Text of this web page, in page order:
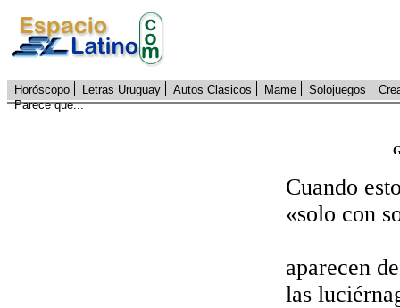
Horóscopo Letras Uruguay Autos Clasicos Mame Solojuegos
Parece que...
Cuando
«solo con
aparecen
las